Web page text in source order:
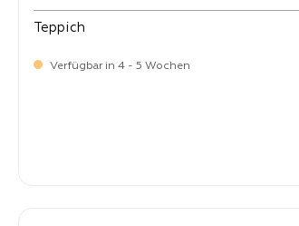
Teppich
Verfügbar in 4 - 5 Wochen